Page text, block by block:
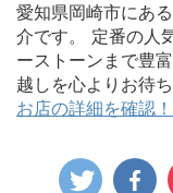
愛知県岡崎市にあ
介です。 定番の人
ーストーンまで豊
越しを心よりお待
お店の詳細を確認！